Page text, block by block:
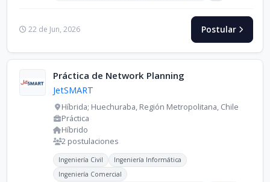
22 de Jun, 2026 Postular
Práctica de Network Planning
JetSMART
Híbrida; Huechuraba, Región Metropolitana, Chile
Práctica
Híbrido
2 postulaciones
Carreras buscadas:
Ingeniería Civil
Ingeniería Informática
Ingeniería Comercial
Idiomas buscados: